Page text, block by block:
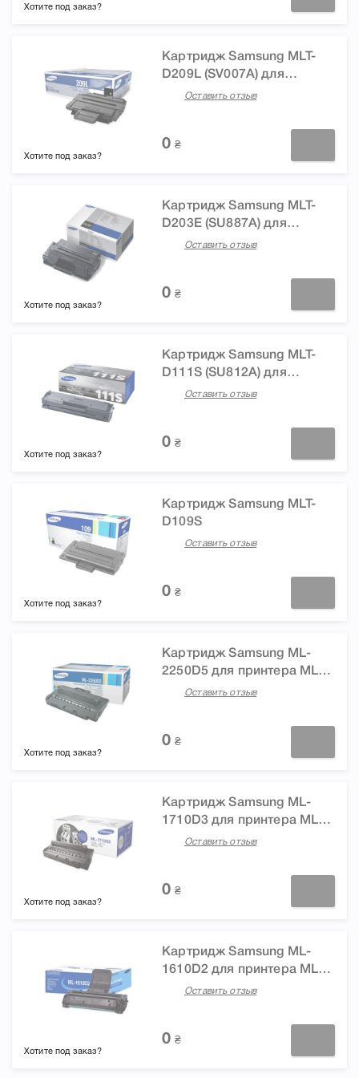
Хотите под заказ?
Картридж Samsung MLT-
D209L (SV007A) для
принтера ML-2855ND SCX-
Оставить отзыв
0 ₴
Хотите под заказ?
Картридж Samsung MLT-
D203E (SU887A) для
принтера SL-M3820ND,
M3870FW c WiFi, M3370FD,
M3820D
Оставить отзыв
0 ₴
Хотите под заказ?
Картридж Samsung MLT-
D111S (SU812A) для
принтера SL-M2020, SL-
M2070W, SL-M2070FW
Оставить отзыв
0 ₴
Хотите под заказ?
Картридж Samsung MLT-
D109S
Оставить отзыв
0 ₴
Хотите под заказ?
Картридж Samsung ML-
2250D5 для принтера ML
2250, ML 2251, ML 2251N,
Оставить отзыв
0 ₴
Хотите под заказ?
Картридж Samsung ML-
1710D3 для принтера ML-
1510, ML-1710, ML-1750
Оставить отзыв
0 ₴
Хотите под заказ?
Картридж Samsung ML-
1610D2 для принтера ML-
1610, ML-1615
Оставить отзыв
0 ₴
Хотите под заказ?